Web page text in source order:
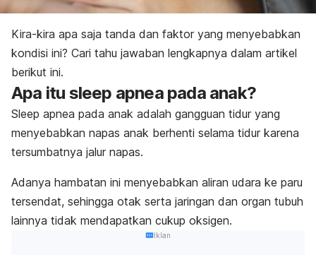
Kira-kira apa saja tanda dan faktor yang menyebabkan
kondisi ini? Cari tahu jawaban lengkapnya dalam artikel
berikut ini.
Apa itu sleep apneapada anak?
Sleep apnea pada anak adalah gangguan tidur yang
menyebabkan napas anak berhenti selama tidur karena
tersumbatnya jalur napas.
Adanya hambatan ini menyebabkan aliran udara ke paru
tersendat, sehingga otak serta jaringan dan organ tubuh
lainnya tidak mendapatkan cukup oksigen.
Iklan